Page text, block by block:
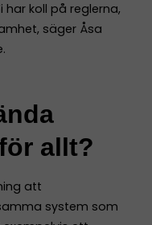
koll på reglerna,
säger Åsa
allt?
att
system som